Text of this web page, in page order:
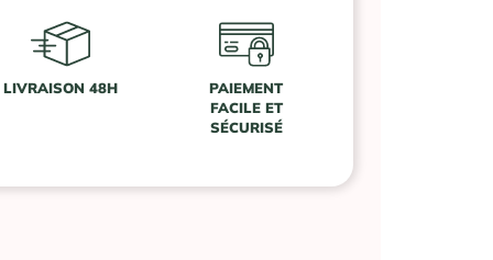
LIVRAISON 48H
PAIEMENT
FACILE ET
SÉCURISÉ